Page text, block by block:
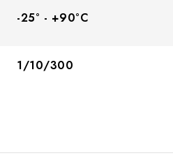
-25° - +90°C
1/10/300